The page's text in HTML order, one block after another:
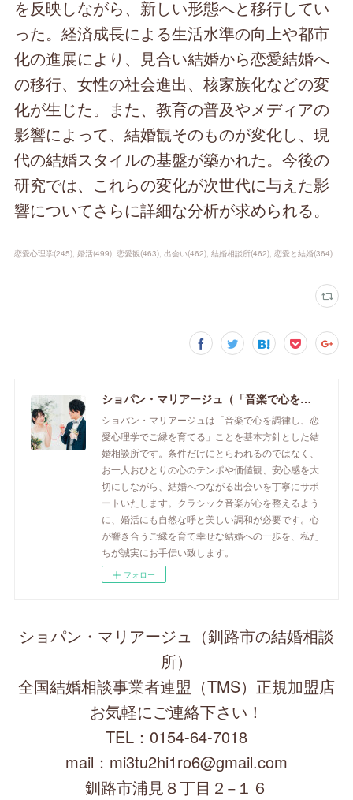
を反映しながら、新しい形態へと移行してい
った。経済成長による生活水準の向上や都市
化の進展により、見合い結婚から恋愛結婚へ
の移行、女性の社会進出、核家族化などの変
化が生じた。また、教育の普及やメディアの
影響によって、結婚観そのものが変化し、現
代の結婚スタイルの基盤が築かれた。今後の
研究では、これらの変化が次世代に与えた影
響についてさらに詳細な分析が求められる。
恋愛心理学(245) 婚活(499) 恋愛観(463) 出会い(462) 結婚相談所(462) 恋愛と結婚(364)
ショパン・マリアージュ（「音楽で心を調律し恋愛心理学でご縁を育てる」釧路市の結婚相談所）/ 全国結婚相談事業者連盟正規加盟店 / cherry-piano.com
ショパン・マリアージュは「音楽で心を調律し、恋
愛心理学でご縁を育てる」ことを基本方針とした結
婚相談所です。条件だけにとらわれるのではなく、
お一人おひとりの心のテンポや価値観、安心感を大
切にしながら、結婚へつながる出会いを丁寧にサポ
ートいたします。クラシック音楽が心を整えるよう
に、婚活にも自然な呼と美しい調和が必要です。心
が響き合うご縁を育て幸せな結婚への一歩を、私た
ちが誠実にお手伝い致します。
フォロー
ショパン・マリアージュ（釧路市の結婚相談
所）
全国結婚相談事業者連盟（TMS）正規加盟店
お気軽にご連絡下さい！
TEL：0154-64-7018
mail：mi3tu2hi1ro6@gmail.com
釧路市浦見８丁目２−１６